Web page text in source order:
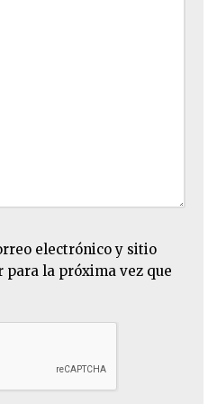
electrónico y sitio
para la próxima vez que